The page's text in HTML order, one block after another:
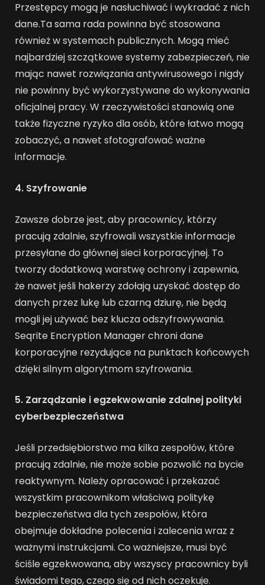
Przestępcy mogą je nasłuchiwać i wykradać z nich
dane.Ta sama rada powinna być stosowana
również w systemach publicznych. Mogą mieć
najbardziej szczątkowe systemy zabezpieczeń, nie
mając nawet rozwiązania antywirusowego i nigdy
nie powinny być wykorzystywane do wykonywania
oficjalnej pracy. W rzeczywistości stanowią one
także fizyczne ryzyko dla osób, które łatwo mogą
zobaczyć, a nawet sfotografować ważne
informacje.
4. Szyfrowanie
Zawsze dobrze jest, aby pracownicy, którzy
pracują zdalnie, szyfrowali wszystkie informacje
przesyłane do głównej sieci korporacyjnej. To
tworzy dodatkową warstwę ochrony i zapewnia,
że nawet jeśli hakerzy zdołają uzyskać dostęp do
danych przez lukę lub czarną dziurę, nie będą
mogli jej używać bez klucza odszyfrowywania.
Seqrite Encryption Manager chroni dane
korporacyjne rezydujące na punktach końcowych
dzięki silnym algorytmom szyfrowania.
5. Zarządzanie i egzekwowanie zdalnej polityki
cyberbezpieczeństwa
Jeśli przedsiębiorstwo ma kilka zespołów, które
pracują zdalnie, nie może sobie pozwolić na bycie
reaktywnym. Należy opracować i przekazać
wszystkim pracownikom właściwą politykę
bezpieczeństwa dla tych zespołów, która
obejmuje dokładne polecenia i zalecenia wraz z
ważnymi instrukcjami. Co ważniejsze, musi być
ściśle egzekwowana, aby wszyscy pracownicy byli
świadomi tego, czego się od nich oczekuje.